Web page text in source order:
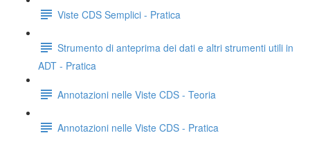
Viste CDS Semplici - Pratica
Strumento di anteprima dei dati e altri strumenti utili in
ADT - Pratica
Annotazioni nelle Viste CDS - Teoria
Annotazioni nelle Viste CDS - Pratica